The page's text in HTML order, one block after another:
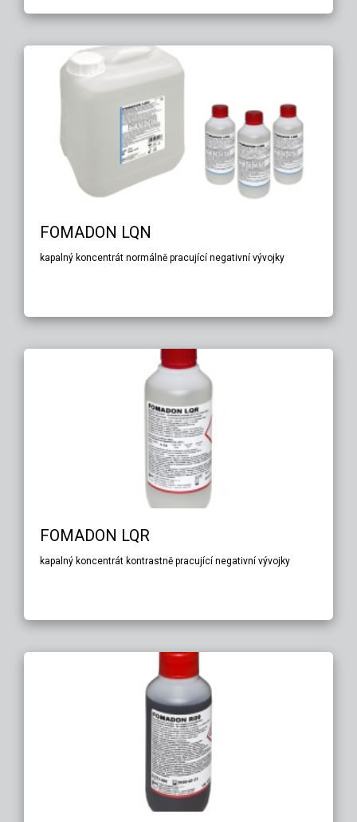
FOMADON LQN
kapalný koncentrát normálně pracující negativní vývojky
FOMADON LQR
kapalný koncentrát kontrastně pracující negativní vývojky